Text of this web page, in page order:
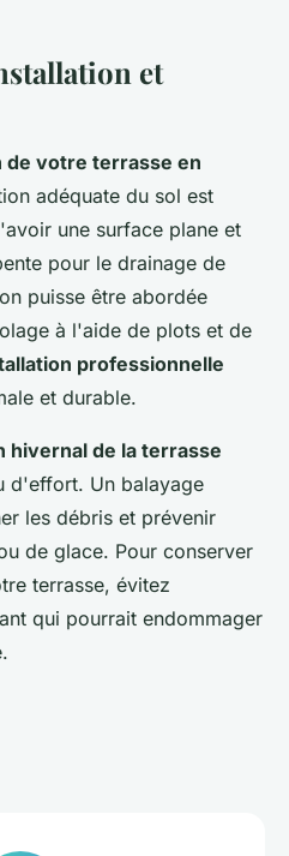
et
de votre terrasse en
adéquate du sol est
une surface plane et
pour le drainage de
puisse être abordée
à l'aide de plots et de
professionnelle
et durable.
hivernal de la terrasse
d'effort. Un balayage
les débris et prévenir
de glace. Pour conserver
terrasse, évitez
qui pourrait endommager